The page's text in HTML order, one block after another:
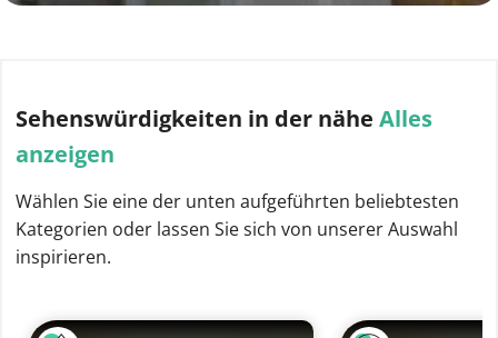
Sehenswürdigkeiten in der nähe Alles
anzeigen
Wählen Sie eine der unten aufgeführten beliebtesten
Kategorien oder lassen Sie sich von unserer Auswahl
inspirieren.